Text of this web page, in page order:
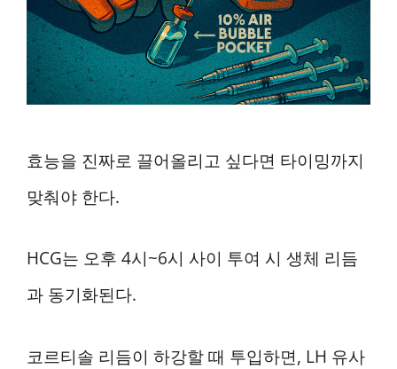
효능을 진짜로 끌어올리고 싶다면 타이밍까지
맞춰야 한다.
HCG는 오후 4시~6시 사이 투여 시 생체 리듬
과 동기화된다.
코르티솔 리듬이 하강할 때 투입하면, LH 유사